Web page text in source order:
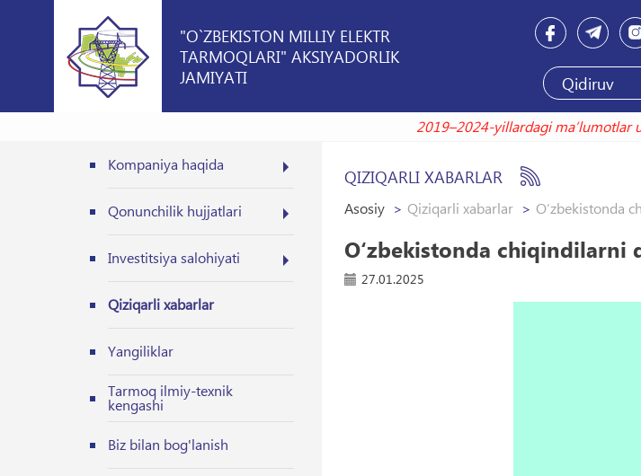
"O`ZBEKISTON MILLIY ELEKTR
TARMOQLARI" AKSIYADORLIK
JAMIYATI
2019–2024-yillardagi
Kompaniya haqida
Qonunchilik hujjatlari
Investitsiya salohiyati
Qiziqarli xabarlar
Yangiliklar
Tarmoq ilmiy-texnik
kengashi
Biz bilan bog'lanish
QIZIQARLI XABARLAR
Asosiy Qiziqarli xabarlar O‘zbekistonda
O‘zbekistonda chiqindilarni
27.01.2025